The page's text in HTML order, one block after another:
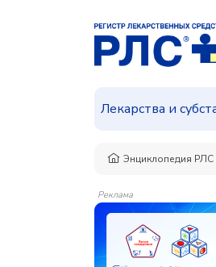
Лекарства и
Энциклопедия РЛС
Реклама